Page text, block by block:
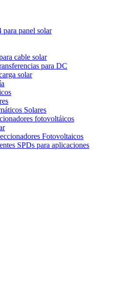
panel solar
cable solar
para DC
solar
Solares
fotovoltáicos
Fotovoltaicos
SPDs para aplicaciones